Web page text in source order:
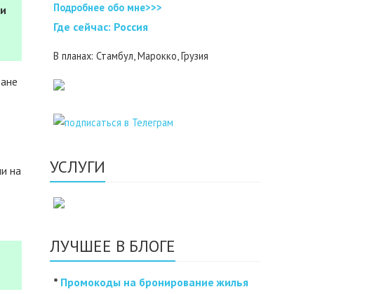
на
Подробнее обо мне>>>
Где cейчас: Россия
В планах: Стамбул, Марокко, Грузия
УСЛУГИ
ЛУЧШЕЕ В БЛОГЕ
* Промокоды на бронирование жилья